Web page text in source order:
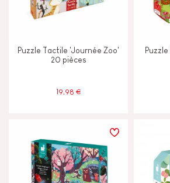
Puzzle Tactile 'Journée Zoo'
20 pièces
19,98 €